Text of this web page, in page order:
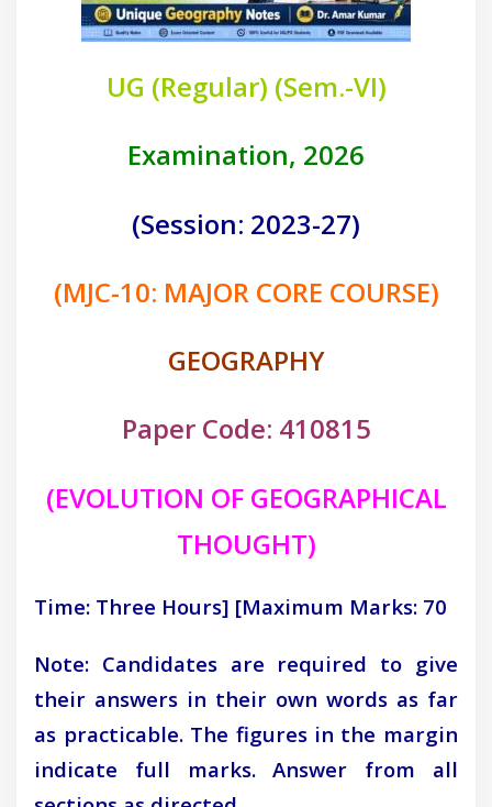
UG (Regular) (Sem.-VI)
Examination, 2026
(Session: 2023-27)
(MJC-10: MAJOR CORE COURSE)
GEOGRAPHY
Paper Code: 410815
(EVOLUTION OF GEOGRAPHICAL
THOUGHT)
Time: Three Hours] [Maximum Marks: 70
Note: Candidates are required to give
their answers in their own words as far
as practicable. The figures in the margin
indicate full marks. Answer from all